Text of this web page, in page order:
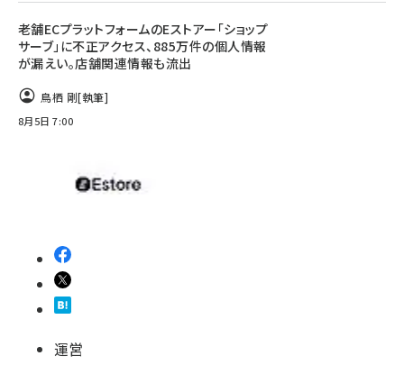
老舗ECプラットフォームのEストアー「ショップ
サーブ」に不正アクセス、885万件の個人情報
が漏えい。店舗関連情報も流出
鳥栖 剛[執筆]
8月5日 7:00
運営